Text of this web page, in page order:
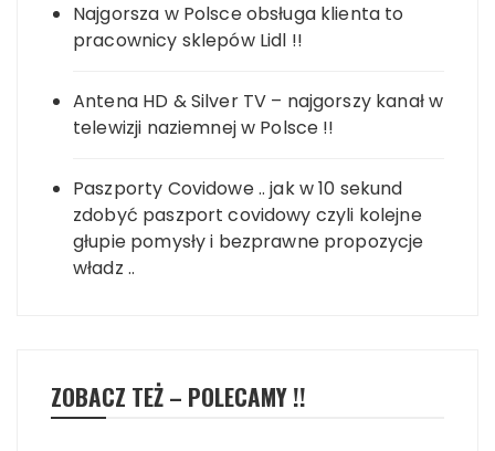
Najgorsza w Polsce obsługa klienta to
pracownicy sklepów Lidl !!
Antena HD & Silver TV – najgorszy kanał w
telewizji naziemnej w Polsce !!
Paszporty Covidowe .. jak w 10 sekund
zdobyć paszport covidowy czyli kolejne
głupie pomysły i bezprawne propozycje
władz ..
ZOBACZ TEŻ – POLECAMY !!